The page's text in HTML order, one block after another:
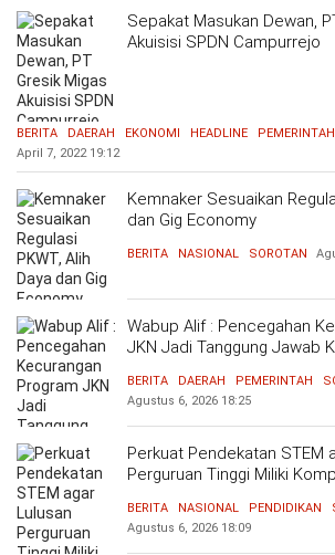
Sepakat Masukan Dewan,
Akuisisi SPDN Campurrejo
BERITA DAERAH EKONOMI HEADLINE PEMERINTAH
April 7, 2022 19:12
Kemnaker Sesuaikan
dan Gig Economy
BERITA NASIONAL SOROTAN
Wabup Alif : Pencegahan
JKN Jadi Tanggung Jawab
BERITA DAERAH PEMERINTAH
Agustus 6, 2026 18:25
Perkuat Pendekatan STEM
Perguruan Tinggi Miliki
BERITA NASIONAL PENDIDIKAN
Agustus 6, 2026 18:09